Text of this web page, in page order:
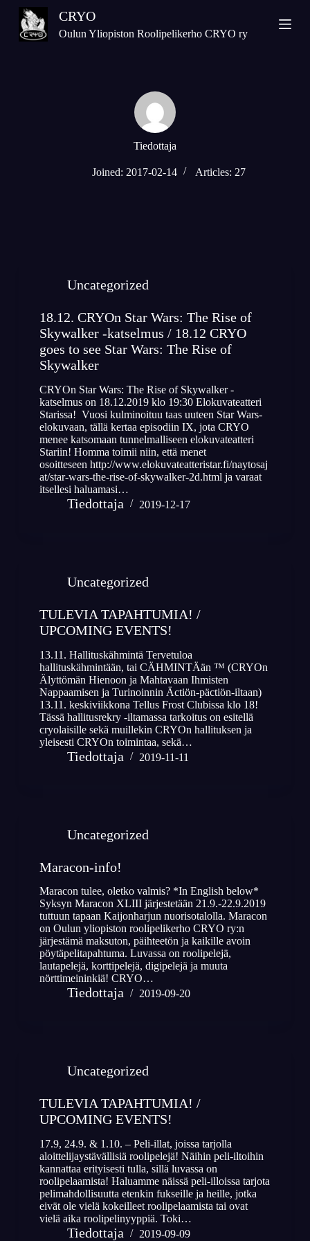
k
CRYO
Oulun Yliopiston Roolipelikerho CRYO ry
Tiedottaja
Joined: 2017-02-14 Articles: 27
Uncategorized
18.12. CRYOn Star Wars: The Rise of
Skywalker -katselmus / 18.12 CRYO
goes to see Star Wars: The Rise of
Skywalker
CRYOn Star Wars: The Rise of Skywalker -
katselmus on 18.12.2019 klo 19:30 Elokuvateatteri
Starissa! Vuosi kulminoituu taas uuteen Star Wars-
elokuvaan, tällä kertaa episodiin IX, jota CRYO
menee katsomaan tunnelmalliseen elokuvateatteri
Stariin! Homma toimii niin, että menet
osoitteseen http://www.elokuvateatteristar.fi/naytosaj
at/star-wars-the-rise-of-skywalker-2d.html ja varaat
itsellesi haluamasi…
Tiedottaja 2019-12-17
Uncategorized
TULEVIA TAPAHTUMIA! /
UPCOMING EVENTS!
13.11. Hallituskähmintä Tervetuloa
hallituskähmintään, tai CÄHMINTÄän ™ (CRYOn
Älyttömän Hienoon ja Mahtavaan Ihmisten
Nappaamisen ja Turinoinnin Äctiön-päctiön-iltaan)
13.11. keskiviikkona Tellus Frost Clubissa klo 18!
Tässä hallitusrekry -iltamassa tarkoitus on esitellä
cryolaisille sekä muillekin CRYOn hallituksen ja
yleisesti CRYOn toimintaa, sekä…
Tiedottaja 2019-11-11
Uncategorized
Maracon-info!
Maracon tulee, oletko valmis? *In English below*
Syksyn Maracon XLIII järjestetään 21.9.-22.9.2019
tuttuun tapaan Kaijonharjun nuorisotalolla. Maracon
on Oulun yliopiston roolipelikerho CRYO ry:n
järjestämä maksuton, päihteetön ja kaikille avoin
pöytäpelitapahtuma. Luvassa on roolipelejä,
lautapelejä, korttipelejä, digipelejä ja muuta
nörttimeininkiä! CRYO…
Tiedottaja 2019-09-20
Uncategorized
TULEVIA TAPAHTUMIA! /
UPCOMING EVENTS!
17.9, 24.9. & 1.10. – Peli-illat, joissa tarjolla
aloittelijaystävällisiä roolipelejä! Näihin peli-iltoihin
kannattaa erityisesti tulla, sillä luvassa on
roolipelaamista! Haluamme näissä peli-illoissa tarjota
pelimahdollisuutta etenkin fukseille ja heille, jotka
eivät ole vielä kokeilleet roolipelaamista tai ovat
vielä aika roolipelinyyppiä. Toki…
Tiedottaja 2019-09-09